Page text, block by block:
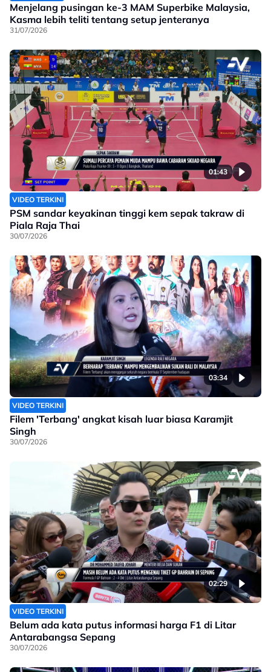
Menjelang pusingan ke-3 MAM Superbike Malaysia,
Kasma lebih teliti tentang setup jenteranya
31/07/2026
01:43
VIDEO TERKINI
PSM sandar keyakinan tinggi kem sepak takraw di
Piala Raja Thai
30/07/2026
03:34
VIDEO TERKINI
Filem 'Terbang' angkat kisah luar biasa Karamjit
Singh
30/07/2026
02:29
VIDEO TERKINI
Belum ada kata putus informasi harga F1 di Litar
Antarabangsa Sepang
30/07/2026